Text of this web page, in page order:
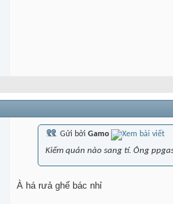
Gửi bởi Gamo
Kiếm quán nào sang tí. Ông
À há rưả ghế bác nhỉ